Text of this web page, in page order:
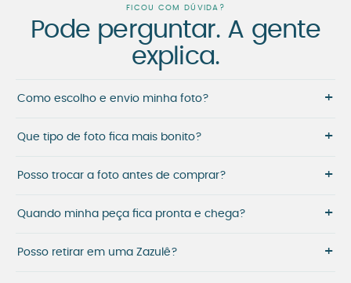
FICOU COM DÚVIDA?
Pode perguntar. A gente
explica.
Como escolho e envio minha foto? +
Que tipo de foto fica mais bonito? +
Posso trocar a foto antes de comprar? +
Quando minha peça fica pronta e chega? +
Posso retirar em uma Zazulê? +